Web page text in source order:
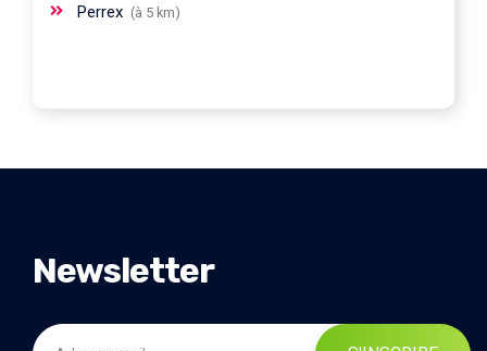
Perrex (à 5 km)
Newsletter